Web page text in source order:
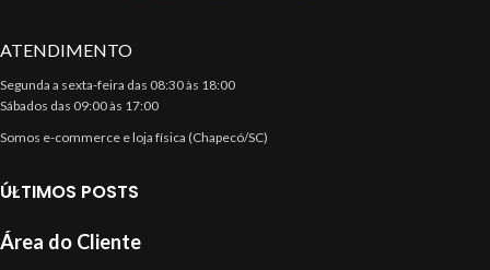
ATENDIMENTO
Segunda a sexta-feira das 08:30 às 18:00
Sábados das 09:00 às 17:00
Somos e-commerce e loja física (Chapecó/SC)
ÚLTIMOS POSTS
Área do Cliente